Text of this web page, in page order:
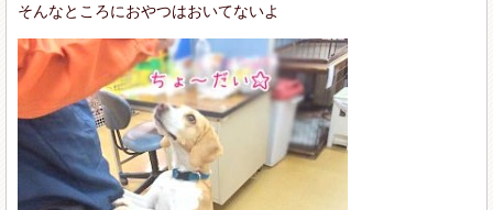
そんなところにおやつはおいてないよ